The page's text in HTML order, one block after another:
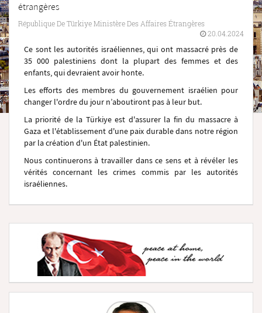
étrangères
République De Türkiye Ministère Des Affaires Étrangères
20.04.2024
Ce sont les autorités israéliennes, qui ont massacré près de
35 000 palestiniens dont la plupart des femmes et des
enfants, qui devraient avoir honte.
Les efforts des membres du gouvernement israélien pour
changer l'ordre du jour n’aboutiront pas à leur but.
La priorité de la Türkiye est d'assurer la fin du massacre à
Gaza et l'établissement d'une paix durable dans notre région
par la création d'un État palestinien.
Nous continuerons à travailler dans ce sens et à révéler les
vérités concernant les crimes commis par les autorités
israéliennes.